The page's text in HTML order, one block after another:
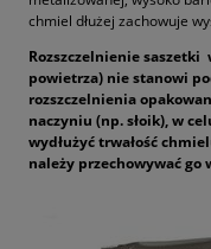
chmiel dłużej zachowuje
Rozszczelnienie
powietrza) nie stanowi
rozszczelnienia
naczyniu (np. słoik), w
wydłużyć trwałość
należy przechowywać go